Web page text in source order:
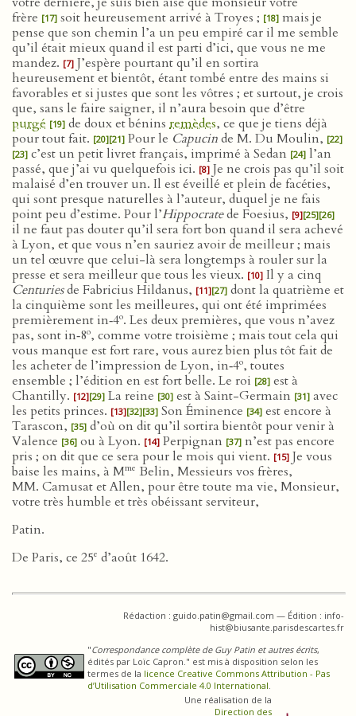
frère [17] soit heureusement arrivé à Troyes ; [18] mais je
pense que son chemin l’a un peu empiré car il me semble
qu’il était mieux quand il est parti d’ici, que vous ne me
mandez. [7] J’espère pourtant qu’il en sortira
heureusement et bientôt, étant tombé entre des mains si
favorables et si justes que sont les vôtres ; et surtout, je crois
que, sans le faire saigner, il n’aura besoin que d’être
purgé [19] de doux et bénins remèdes, ce que je tiens déjà
pour tout fait. [20][21] Pour le Capucinde M. Du Moulin, [22]
[23] c’est un petit livret français, imprimé à Sedan [24] l’an
passé, que j’ai vu quelquefois ici. [8] Je ne crois pas qu’il soit
malaisé d’en trouver un. Il est éveillé et plein de facéties,
qui sont presque naturelles à l’auteur, duquel je ne fais
point peu d’estime. Pour l’Hippocratede Foesius, [9][25][26]
il ne faut pas douter qu’il sera fort bon quand il sera achevé
à Lyon, et que vous n’en sauriez avoir de meilleur ; mais
un tel œuvre que celui-là sera longtemps à rouler sur la
presse et sera meilleur que tous les vieux. [10] Il y a cinq
Centuriesde Fabricius Hildanus, [11][27] dont la quatrième et
la cinquième sont les meilleures, qui ont été imprimées
premièrement in‑4o. Les deux premières, que vous n’avez
pas, sont in‑8o, comme votre troisième ; mais tout cela qui
vous manque est fort rare, vous aurez bien plus tôt fait de
les acheter de l’impression de Lyon, in‑4o, toutes
ensemble ; l’édition en est fort belle. Le roi [28] est à
Chantilly. [12][29] La reine [30] est à Saint-Germain [31] avec
les petits princes. [13][32][33] Son Éminence [34] est encore à
Tarascon, [35] d’où on dit qu’il sortira bientôt pour venir à
Valence [36] ou à Lyon. [14] Perpignan [37] n’est pas encore
pris ; on dit que ce sera pour le mois qui vient. [15] Je vous
baise les mains, à Mme Belin, Messieurs vos frères,
MM. Camusat et Allen, pour être toute ma vie, Monsieur,
votre très humble et très obéissant serviteur,
Patin.
De Paris, ce 25e d’août 1642.
Rédaction : guido.patin@gmail.com — Édition : info-
hist@biusante.parisdescartes.fr
"Correspondance complète de Guy Patin et autres écrits,
édités par Loïc Capron." est mis à disposition selon les
termes de la licence Creative Commons Attribution - Pas
d’Utilisation Commerciale 4.0 International.
Une réalisation de la
Direction des